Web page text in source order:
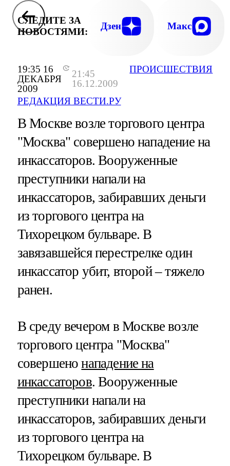
19:35 16
ДЕКАБРЯ
2009
21:45
16.12.2009
РЕДАКЦИЯ ВЕСТИ.РУ
ПРОИСШЕСТВИЯ
СЛЕДИТЕ ЗА
НОВОСТЯМИ:
Дзен Макс
В Москве возле торгового центра
"Москва" совершено нападение на
инкассаторов. Вооруженные
преступники напали на
инкассаторов, забиравших деньги
из торгового центра на
Тихорецком бульваре. В
завязавшейся перестрелке один
инкассатор убит, второй – тяжело
ранен.
В среду вечером в Москве возле
торгового центра "Москва"
совершенонападение на
инкассаторов. Вооруженные
преступники напали на
инкассаторов, забиравших деньги
из торгового центра на
Тихорецком бульваре. В